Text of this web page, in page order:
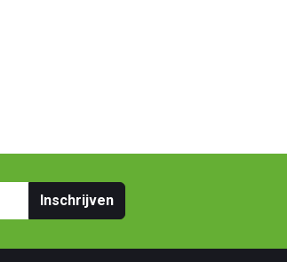
Inschrijven